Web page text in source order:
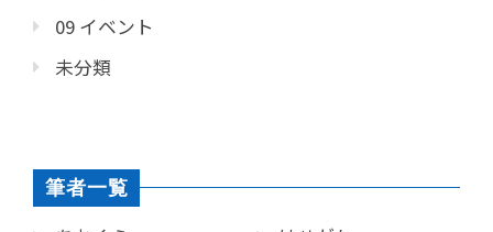
09 イベント
未分類
筆者一覧